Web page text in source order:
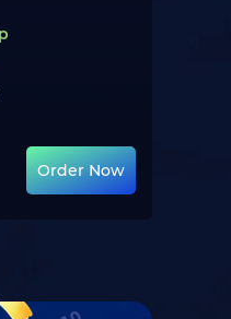
Order Now